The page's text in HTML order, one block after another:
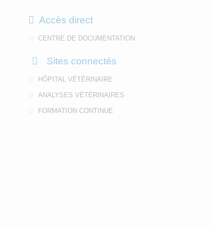
Accès direct
CENTRE DE DOCUMENTATION
Sites connectés
HÔPITAL VÉTÉRINAIRE
ANALYSES VÉTÉRINAIRES
FORMATION CONTINUE